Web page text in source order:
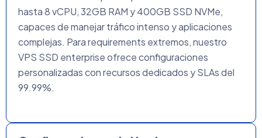
hasta 8 vCPU, 32GB RAM y 400GB SSD NVMe,
capaces de manejar tráfico intenso y aplicaciones
complejas. Para requirements extremos, nuestro
VPS SSD enterprise ofrece configuraciones
personalizadas con recursos dedicados y SLAs del
99.99%.